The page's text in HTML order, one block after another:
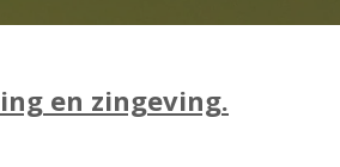
en zingeving.